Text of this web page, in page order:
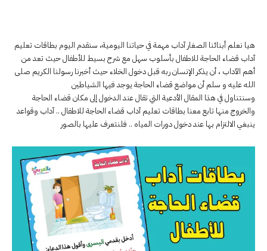
هيا نعلم أبنائنا الصغار آداب مهمة في حياتنا اليومية، سنقدم اليوم بطاقات تعليم
آداب قضاء الحاجة للاطفال بأسلوب سهل مع شرح بسيط للأطفال حيث تعد من
أهم الآداب ، أن يذكر الإنسان ربه قبل دخول الخلاء حيث أخبرنا رسولنا الكريم صلى
الله عليه و سلم أن مواضع قضاء الحاجة يوجد فيها الشياطين
وسنتناول في هذا المقال الأدعية التي تقال عند الدخول إلى مكان قضاء الحاجة
والخروج منها تابع معنا بطاقات تعليم آداب قضاء الحاجة للاطفال .. آداب وقواعد
ينبغي الالتزام بها عند دخول دورات المياه .. فلنتعرف عليها بالصور